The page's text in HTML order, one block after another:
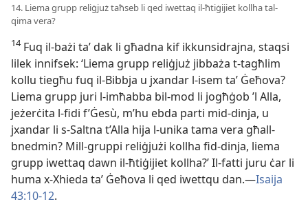
14. Liema grupp reliġjuż taħseb li qed iwettaq il-ħtiġijiet kollha tal-
qima vera?
14Fuq il-bażi taʼ dak li għadna kif ikkunsidrajna, staqsi
lilek innifsek: ‘Liema grupp reliġjuż jibbaża t-tagħlim
kollu tiegħu fuq il-Bibbja u jxandar l-isem taʼ Ġeħova?
Liema grupp juri l-imħabba bil-mod li jogħġob ’l Alla,
jeżerċita l-fidi f’Ġesù, m’hu ebda parti mid-dinja, u
jxandar li s-Saltna t’Alla hija l-unika tama vera għall-
bnedmin? Mill-gruppi reliġjużi kollha fid-dinja, liema
grupp iwettaq dawn il-ħtiġijiet kollha?’ Il-fatti juru ċar li
huma x-Xhieda taʼ Ġeħova li qed iwettqu dan.—Isaija
43:10-12.